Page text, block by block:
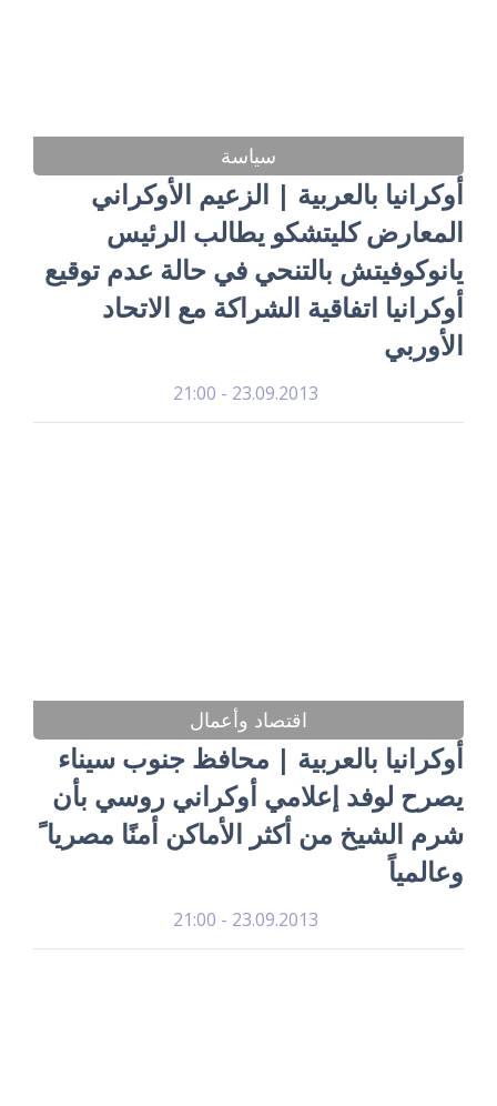
سياسة
أوكرانيا بالعربية | الزعيم الأوكراني
المعارض كليتشكو يطالب الرئيس
يانوكوفيتش بالتنحي في حالة عدم توقيع
أوكرانيا اتفاقية الشراكة مع الاتحاد
الأوربي
23.09.2013 - 21:00
اقتصاد وأعمال
أوكرانيا بالعربية | محافظ جنوب سيناء
يصرح لوفد إعلامي أوكراني روسي بأن
شرم الشيخ من أكثر الأماكن أمنًا مصريا ً
وعالمياً
23.09.2013 - 21:00